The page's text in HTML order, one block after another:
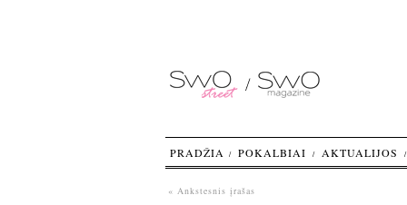
« Ankstesnis įrašas
PRADŽIA POKALBIAI AKTUALIJOS